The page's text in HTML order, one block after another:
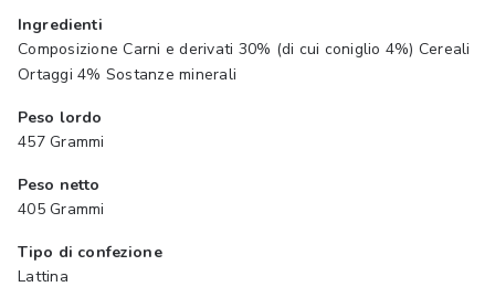
Ingredienti
Composizione Carni e derivati 30% (di cui coniglio 4%) Cereali
Ortaggi 4% Sostanze minerali
Peso lordo
457 Grammi
Peso netto
405 Grammi
Tipo di confezione
Lattina